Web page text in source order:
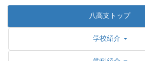
八高支トップ
学校紹介